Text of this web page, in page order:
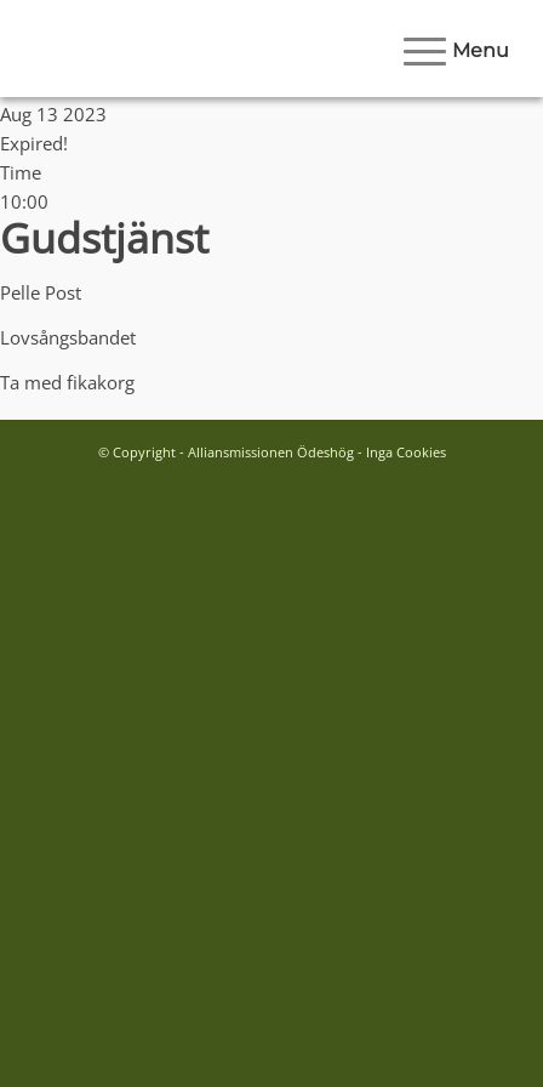
Menu
Aug 13 2023
Expired!
Time
10:00
Gudstjänst
Pelle Post
Lovsångsbandet
Ta med fikakorg
© Copyright - Alliansmissionen Ödeshög - Inga Cookies